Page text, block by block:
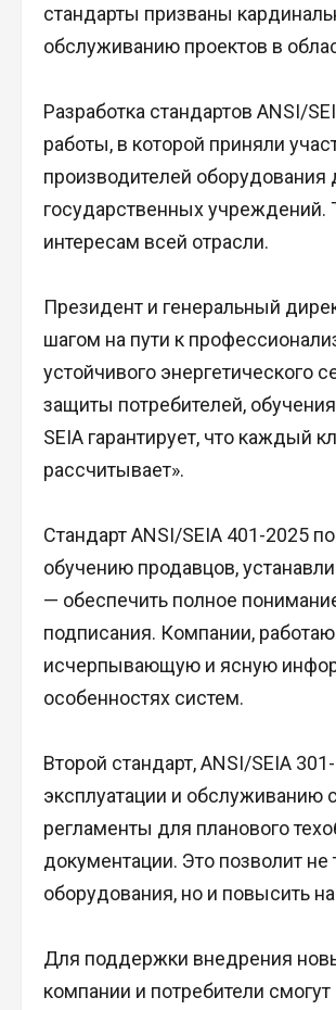
стандарты призваны
обслуживанию проектов в
Разработка стандартов ANSI/
работы, в которой приняли
производителей оборудования
государственных учреждений.
интересам всей отрасли.
Президент и генеральный
шагом на пути к
устойчивого энергетического
защиты потребителей,
SEIA гарантирует, что каждый
рассчитывает».
Стандарт ANSI/SEIA 401-2025
обучению продавцов,
— обеспечить полное
подписания. Компании,
исчерпывающую и ясную
особенностях систем.
Второй стандарт, ANSI/SEIA
эксплуатации и обслуживанию
регламенты для планового
документации. Это позволит
оборудования, но и повысить
Для поддержки внедрения
компании и потребители